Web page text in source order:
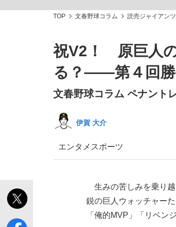
「敗因分析は一切聞かれな
キングの誕生を、目撃せよ
TOP 文春野球コラム 読売ジャイアンツ
祝V2！ 原巨人
る？――第４回勝
文春野球コラム ペナント
伊賀 大介
エンタメ スポーツ
生みの苦しみを乗り越
鋭の巨人ウォッチャー
「俺的MVP」「リベン